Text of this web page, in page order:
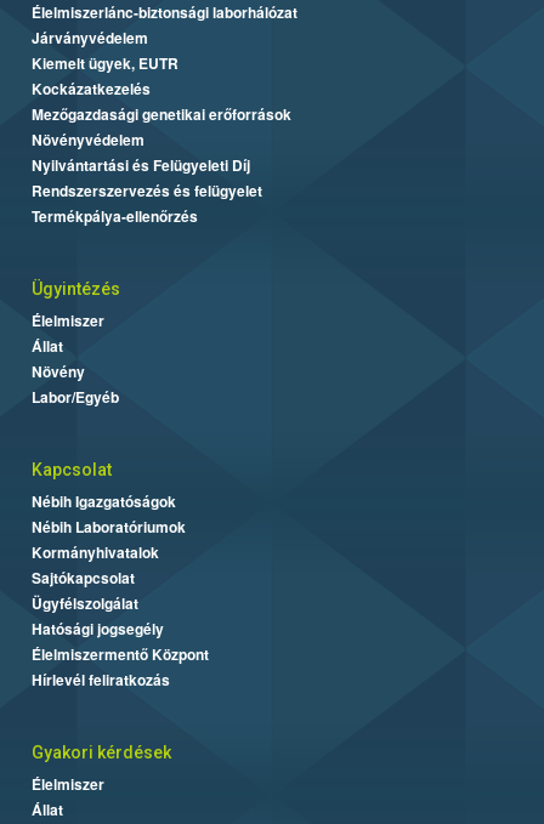
Élelmiszerlánc-biztonsági laborhálózat
Járványvédelem
Kiemelt ügyek, EUTR
Kockázatkezelés
Mezőgazdasági genetikai erőforrások
Növényvédelem
Nyilvántartási és Felügyeleti Díj
Rendszerszervezés és felügyelet
Termékpálya-ellenőrzés
Ügyintézés
Élelmiszer
Állat
Növény
Labor/Egyéb
Kapcsolat
Nébih Igazgatóságok
Nébih Laboratóriumok
Kormányhivatalok
Sajtókapcsolat
Ügyfélszolgálat
Hatósági jogsegély
Élelmiszermentő Központ
Hírlevél feliratkozás
Gyakori kérdések
Élelmiszer
Állat